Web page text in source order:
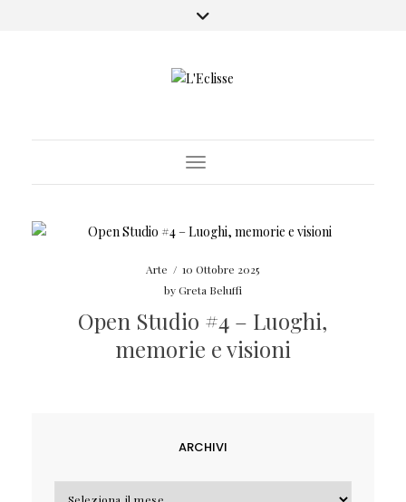
Toggle Navigation
Arte / 10 Ottobre 2025
byGreta Beluffi
Open Studio #4 – Luoghi,
memorie e visioni
ARCHIVI
Archivi